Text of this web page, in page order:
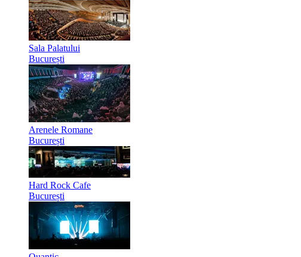
Sala Palatului
București
Arenele Romane
București
Hard Rock Cafe
București